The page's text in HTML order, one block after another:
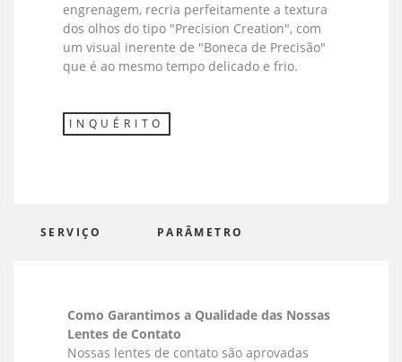
engrenagem, recria perfeitamente a textura
dos olhos do tipo "Precision Creation", com
um visual inerente de "Boneca de Precisão"
que é ao mesmo tempo delicado e frio.
INQUÉRITO
SERVIÇO PARÂMETRO
Como Garantimos a Qualidade das Nossas
Lentes de Contato
Nossas lentes de contato são aprovadas